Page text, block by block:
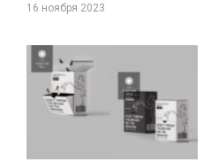
16 ноября 2023